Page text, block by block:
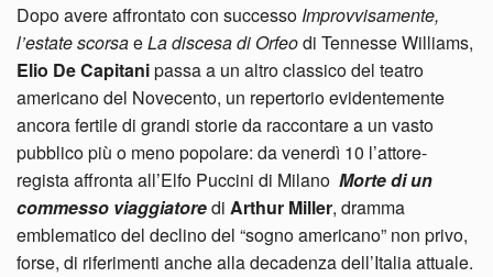
Dopo avere affrontato con successo Improvvisamente,
l’estate scorsaeLa discesa di Orfeodi Tennesse Williams,
Elio De Capitanipassa a un altro classico del teatro
americano del Novecento, un repertorio evidentemente
ancora fertile di grandi storie da raccontare a un vasto
pubblico più o meno popolare: da venerdì 10 l’attore-
regista affronta all’Elfo Puccini di Milano Morte di un
commesso viaggiatoredi Arthur Miller, dramma
emblematico del declino del “sogno americano” non privo,
forse, di riferimenti anche alla decadenza dell’Italia attuale.